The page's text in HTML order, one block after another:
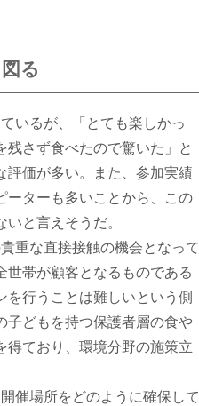
る
いるが、「とても楽しかっ
さず食べたので驚いた」と
評価が多い。また、参加実績
ーターも多いことから、この
と言えそうだ。
重な直接接触の機会となって
世帯が顧客となるものである
を行うことは難しいという側
子どもを持つ保護者層の食や
得ており、環境分野の施策立
催場所をどのように確保して